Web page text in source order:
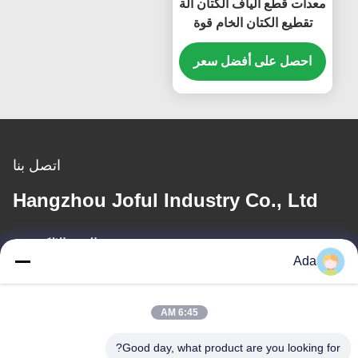
معدات قطع ألياف الكتان آلة
تقطيع الكتان الخام قوة
كبيرة
احصل على أفضل سعر
اتصل بنا
Hangzhou Joful Industry Co., Ltd
البريد الإلكتروني
Ada
6:45 AM
Good day, what product are you looking for?